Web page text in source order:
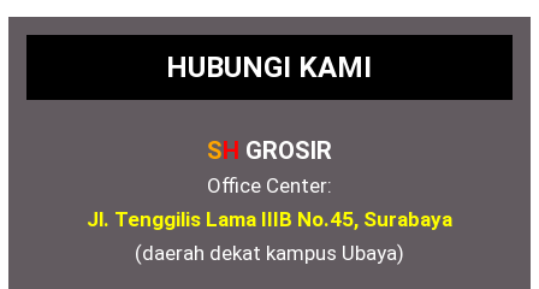
HUBUNGI KAMI
SH GROSIR
Office Center:
Jl. Tenggilis Lama IIIB No.45, Surabaya
(daerah dekat kampus Ubaya)